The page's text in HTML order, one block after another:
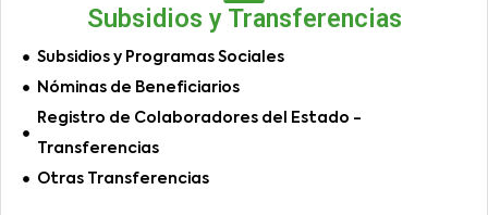
Subsidios y Transferencias
Subsidios y Programas Sociales
Nóminas de Beneficiarios
Registro de Colaboradores del Estado -
Transferencias
Otras Transferencias